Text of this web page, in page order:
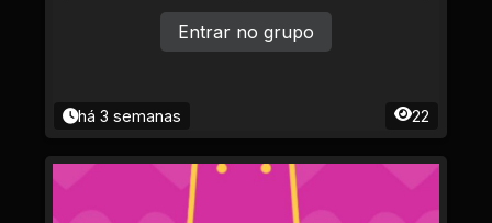
há 3 semanas 22
Entrar no grupo